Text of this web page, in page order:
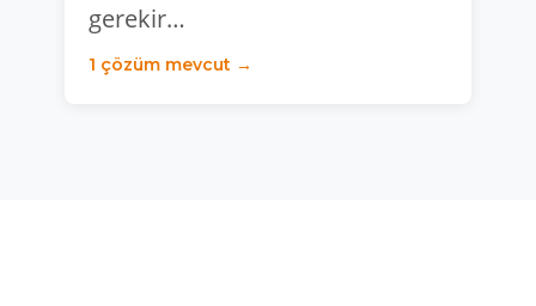
gerekir…
1 çözüm mevcut →